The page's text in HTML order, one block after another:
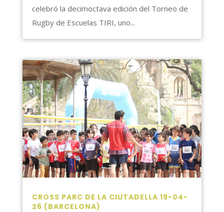
celebró la decimoctava edición del Torneo de
Rugby de Escuelas TIRI, uno...
CROSS PARC DE LA CIUTADELLA 19-04-
26 (BARCELONA)